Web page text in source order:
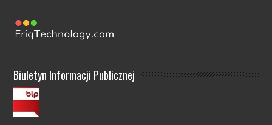
Biuletyn Informacji Publicznej